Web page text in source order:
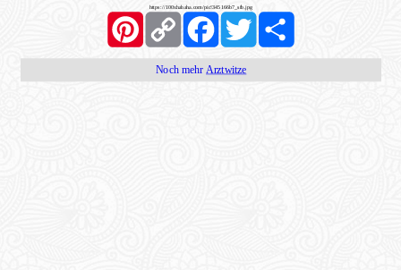
https://100xhahaha.com/pic!345166b7_sfb.jpg
PinterestCopy
Link
FacebookTwitter Share
Noch mehr Arztwitze